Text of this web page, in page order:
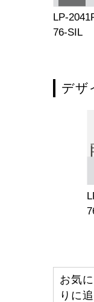
LP-
76-SIL
デザ
お気に
りに